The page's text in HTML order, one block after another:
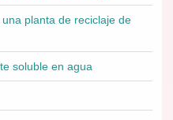
planta de reciclaje de
soluble en agua